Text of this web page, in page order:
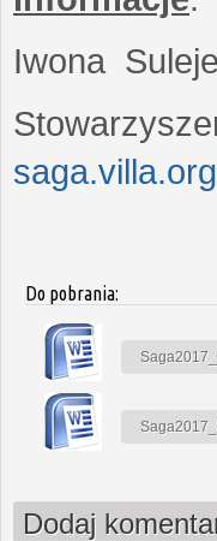
Iwona
Do pobrania:
Dodaj